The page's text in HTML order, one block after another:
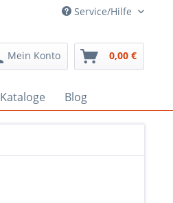
Service/Hilfe
Mein Konto 0,00 €
Kataloge Blog